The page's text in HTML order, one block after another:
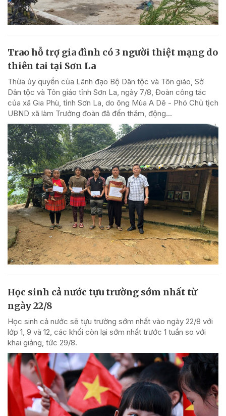
Trao hỗ trợ gia đình có 3 người thiệt mạng do
thiên tai tại Sơn La
Thừa ủy quyền của Lãnh đạo Bộ Dân tộc và Tôn giáo, Sở
Dân tộc và Tôn giáo tỉnh Sơn La, ngày 7/8, Đoàn công tác
của xã Gia Phù, tỉnh Sơn La, do ông Mùa A Dê - Phó Chủ tịch
UBND xã làm Trưởng đoàn đã đến thăm, động...
Học sinh cả nước tựu trường sớm nhất từ
ngày 22/8
Học sinh cả nước sẽ tựu trường sớm nhất vào ngày 22/8 với
lớp 1, 9 và 12, các khối còn lại sớm nhất trước 1 tuần so với
khai giảng, tức 29/8.